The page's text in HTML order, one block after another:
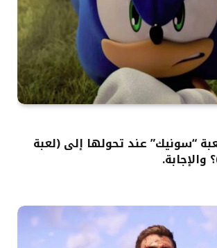
“سونيك” عند تحولها إلى (لعبة